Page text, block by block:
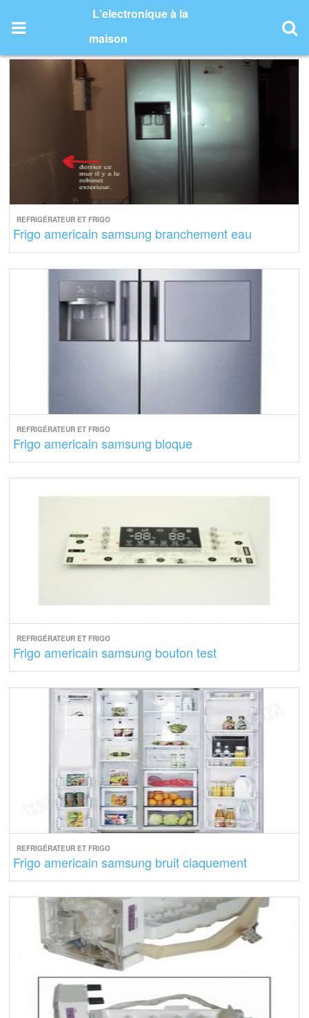
content
L'electronique à la
maison
REFRIGÉRATEUR ET FRIGO
Frigo americain samsung branchement eau
REFRIGÉRATEUR ET FRIGO
Frigo americain samsung bloque
REFRIGÉRATEUR ET FRIGO
Frigo americain samsung bouton test
REFRIGÉRATEUR ET FRIGO
Frigo americain samsung bruit claquement